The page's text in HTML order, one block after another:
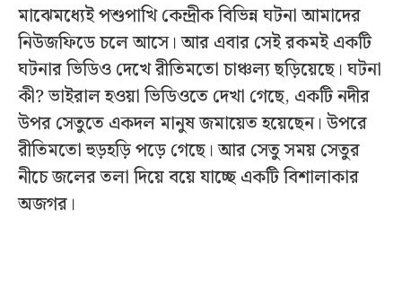
মাঝেমধ্যেই পশুপাখি কেন্দ্রীক বিভিন্ন ঘটনা আমাদের
নিউজফিডে চলে আসে। আর এবার সেই রকমই একটি
ঘটনার ভিডিও দেখে রীতিমতো চাঞ্চল্য ছড়িয়েছে। ঘটনা
কী? ভাইরাল হ‌ওয়া ভিডিওতে দেখা গেছে, একটি নদীর
উপর সেতুতে একদল মানুষ জমায়েত হয়েছেন। উপরে
রীতিমতো হুড়হড়ি পড়ে গেছে। আর সেতু সময় সেতুর
নীচে জলের তলা দিয়ে বয়ে যাচ্ছে একটি বিশালাকার
অজগর।